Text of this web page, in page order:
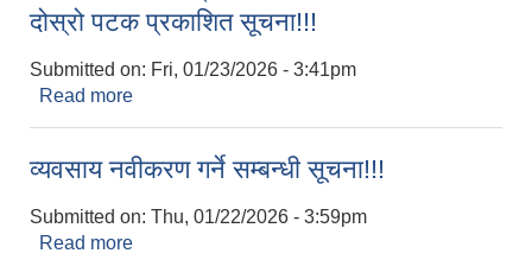
दोस्रो पटक प्रकाशित सूचना!!!
Submitted on: Fri, 01/23/2026 - 3:41pm
Read more
व्यवसाय नवीकरण गर्ने सम्बन्धी सूचना!!!
Submitted on: Thu, 01/22/2026 - 3:59pm
Read more